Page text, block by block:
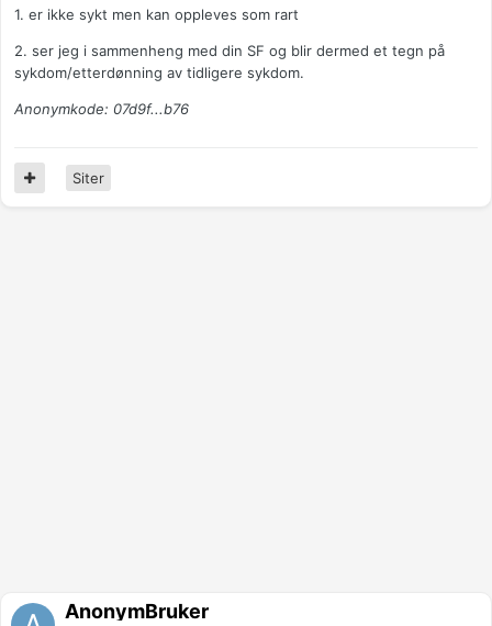
1. er ikke sykt men kan oppleves som rart
2. ser jeg i sammenheng med din SF og blir dermed et tegn på
sykdom/etterdønning av tidligere sykdom.
Anonymkode: 07d9f...b76
Siter
AnonymBruker